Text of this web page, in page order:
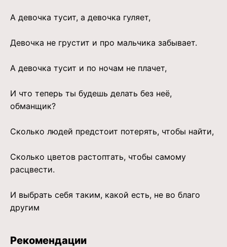
А девочка тусит, а девочка гуляет,
Девочка не грустит и про мальчика забывает.
А девочка тусит и по ночам не плачет,
И что теперь ты будешь делать без неё,
обманщик?
Сколько людей предстоит потерять, чтобы найти,
Сколько цветов растоптать, чтобы самому
расцвести.
И выбрать себя таким, какой есть, не во благо
другим
Рекомендации